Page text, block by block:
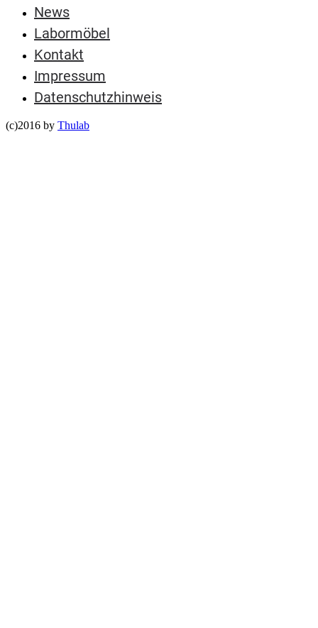
News
Labormöbel
Kontakt
Impressum
Datenschutzhinweis
(c)2016 by Thulab